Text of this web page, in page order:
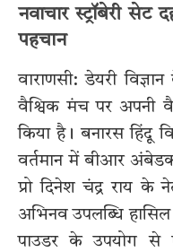
नवाचार स्ट्रॉबेरी सेट
पहचान
वाराणसी: डेयरी
वैश्विक मंच पर अपनी
किया है। बनारस हिंदू
वर्तमान में बीआर
प्रो दिनेश चंद्र राय के
अभिनव उपलब्धि हासिल
पाउडर के उपयोग से